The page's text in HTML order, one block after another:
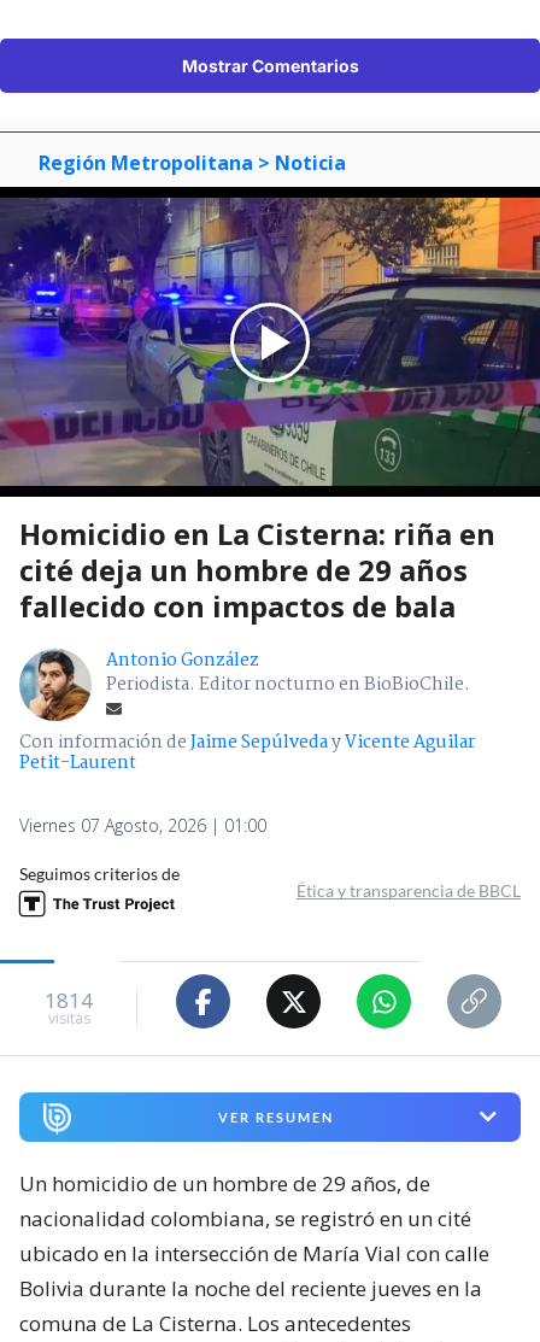
Mostrar Comentarios
Región Metropolitana > Noticia
Homicidio en La Cisterna: riña en
cité deja un hombre de 29 años
fallecido con impactos de bala
Antonio González
Periodista. Editor nocturno en BioBioChile.
Con información deJaime SepúlvedayVicente Aguilar
Petit-Laurent
Viernes 07 Agosto, 2026 | 01:00
Seguimos criterios de
Ética y transparencia de BBCL
1814
visitas
VER RESUMEN
Un homicidio de un hombre de 29 años, de
nacionalidad colombiana, se registró en un cité
ubicado en la intersección de María Vial con calle
Bolivia durante la noche del reciente jueves en la
comuna de La Cisterna. Los antecedentes